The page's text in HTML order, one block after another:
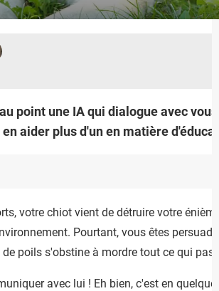
point une IA qui dialogue avec
aider plus d'un en matière
votre chiot vient de détruire votre
Pourtant, vous êtes
poils s'obstine à mordre tout ce qui
avec lui ! Eh bien, c'est en